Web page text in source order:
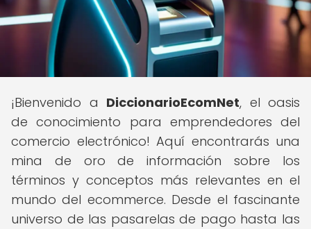
¡Bienvenido a DiccionarioEcomNet, el oasis
de conocimiento para emprendedores del
comercio electrónico! Aquí encontrarás una
mina de oro de información sobre los
términos y conceptos más relevantes en el
mundo del ecommerce. Desde el fascinante
universo de las pasarelas de pago hasta las